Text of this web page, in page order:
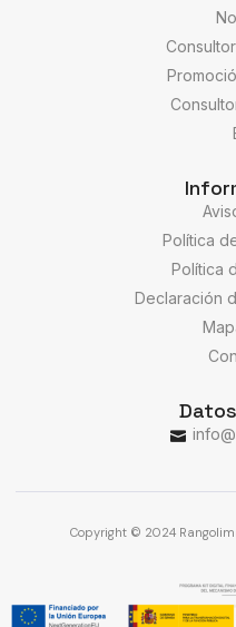
Política
Política
Declaración
Copyright © 2024